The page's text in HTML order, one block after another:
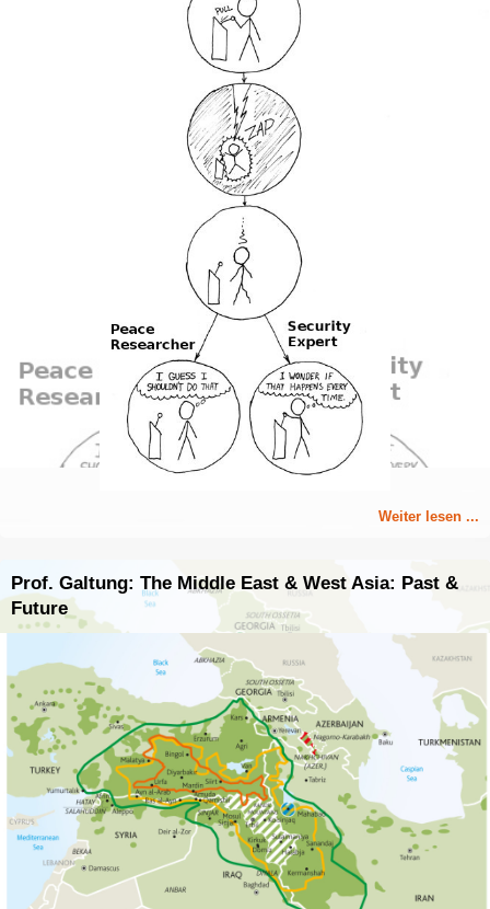
Weiter lesen ...
Prof. Galtung: The Middle East & West Asia: Past &
Future